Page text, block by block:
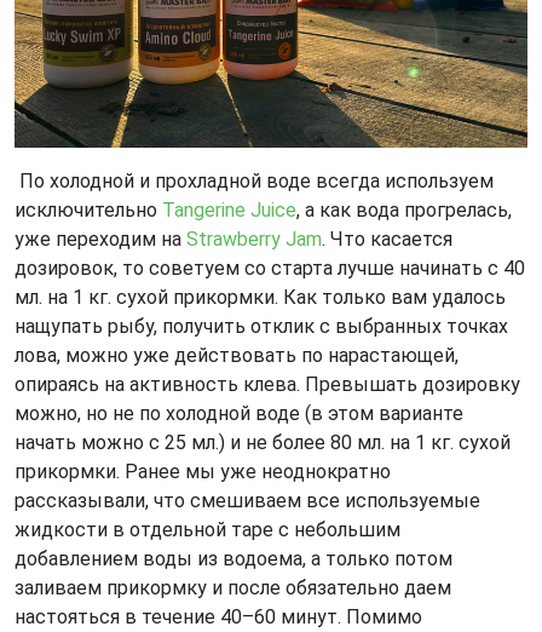
По холодной и прохладной воде всегда используем
исключительно Tangerine Juice, а как вода прогрелась,
уже переходим на Strawberry Jam. Что касается
дозировок, то советуем со старта лучше начинать с 40
мл. на 1 кг. сухой прикормки. Как только вам удалось
нащупать рыбу, получить отклик с выбранных точках
лова, можно уже действовать по нарастающей,
опираясь на активность клева. Превышать дозировку
можно, но не по холодной воде (в этом варианте
начать можно с 25 мл.) и не более 80 мл. на 1 кг. сухой
прикормки. Ранее мы уже неоднократно
рассказывали, что смешиваем все используемые
жидкости в отдельной таре с небольшим
добавлением воды из водоема, а только потом
заливаем прикормку и после обязательно даем
настояться в течение 40–60 минут. Помимо